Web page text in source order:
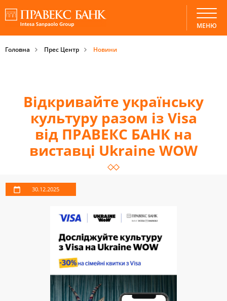
МЕНЮ
Головна Прес Центр Новини
Відкривайте українську
культуру разом із Visa
від ПРАВЕКС БАНК на
виставці Ukraine WOW
30.12.2025